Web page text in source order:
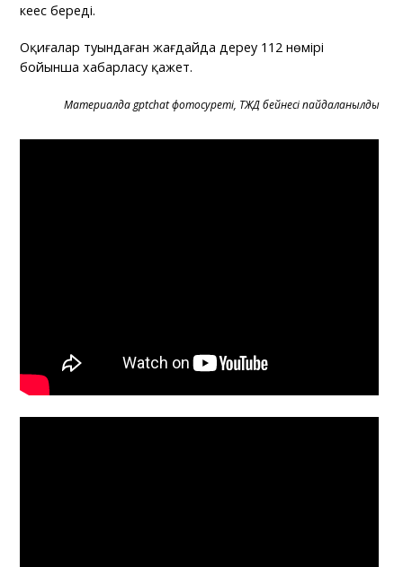
кеңес береді.
Оқиғалар туындаған жағдайда дереу 112 нөмірі
бойынша хабарласу қажет.
Материалда gptchat фотосуреті, ТЖД бейнесі пайдаланылды